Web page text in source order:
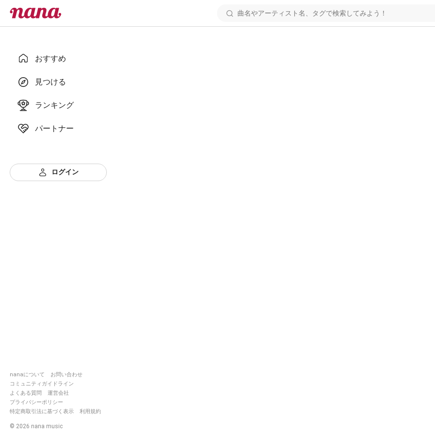
おすすめ
見つける
ランキング
パートナー
ログイン
nanaについて
お問い合わせ
コミュニティガイドライン
よくある質問
運営会社
プライバシーポリシー
特定商取引法に基づく表示
利用規約
© 2026 nana music